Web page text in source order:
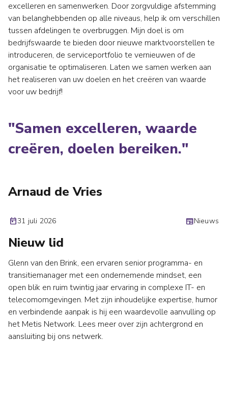
excelleren en samenwerken. Door zorgvuldige afstemming
van belanghebbenden op alle niveaus, help ik om verschillen
tussen afdelingen te overbruggen. Mijn doel is om
bedrijfswaarde te bieden door nieuwe marktvoorstellen te
introduceren, de serviceportfolio te vernieuwen of de
organisatie te optimaliseren. Laten we samen werken aan
het realiseren van uw doelen en het creëren van waarde
voor uw bedrijf!
"Samen excelleren, waarde
creëren, doelen bereiken."
Arnaud de Vries
today31 juli 2026 newspaperNieuws
Nieuw lid
Glenn van den Brink, een ervaren senior programma- en
transitiemanager met een ondernemende mindset, een
open blik en ruim twintig jaar ervaring in complexe IT- en
telecomomgevingen. Met zijn inhoudelijke expertise, humor
en verbindende aanpak is hij een waardevolle aanvulling op
het Metis Network. Lees meer over zijn achtergrond en
aansluiting bij ons netwerk.